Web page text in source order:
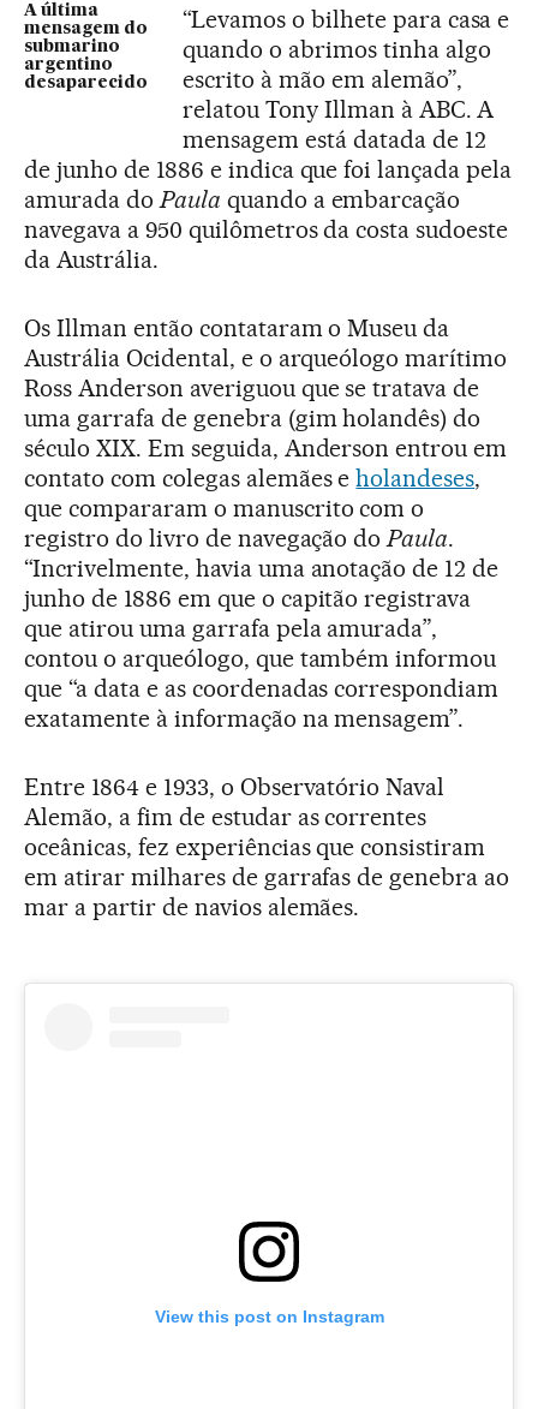
A última
mensagem do
submarino
argentino
desaparecido
“Levamos o bilhete para casa e
quando o abrimos tinha algo
escrito à mão em alemão”,
relatou Tony Illman à ABC. A
mensagem está datada de 12
de junho de 1886 e indica que foi lançada pela
amurada doPaula quando a embarcação
navegava a 950 quilômetros da costa sudoeste
da Austrália.
Os Illman então contataram o Museu da
Austrália Ocidental, e o arqueólogo marítimo
Ross Anderson averiguou que se tratava de
uma garrafa de genebra (gim holandês) do
século XIX. Em seguida, Anderson entrou em
contato com colegas alemães eholandeses,
que compararam o manuscrito com o
registro do livro de navegação doPaula.
“Incrivelmente, havia uma anotação de 12 de
junho de 1886 em que o capitão registrava
que atirou uma garrafa pela amurada”,
contou o arqueólogo, que também informou
que “a data e as coordenadas correspondiam
exatamente à informação na mensagem”.
Entre 1864 e 1933, o Observatório Naval
Alemão, a fim de estudar as correntes
oceânicas, fez experiências que consistiram
em atirar milhares de garrafas de genebra ao
mar a partir de navios alemães.
View this post on Instagram